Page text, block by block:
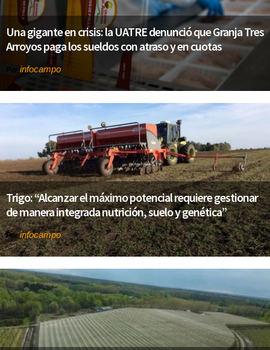
Una gigante en crisis: la UATRE denunció que Granja Tres
Arroyos paga los sueldos con atraso y en cuotas
infocampo
Trigo: “Alcanzar el máximo potencial requiere gestionar
de manera integrada nutrición, suelo y genética”
Porinfocampo